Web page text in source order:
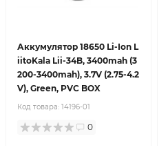
Аккумулятор 18650 Li-Ion L
iitoKala Lii-34B, 3400mah (3
200-3400mah), 3.7V (2.75-4.2
V), Green, PVC BOX
Код товара: 14196-01
0